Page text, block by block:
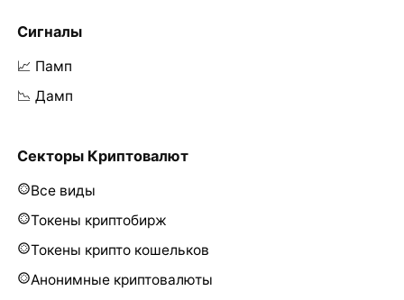
Сигналы
📈 Памп
📉 Дамп
Секторы Криптовалют
Все виды
Токены криптобирж
Токены крипто кошельков
Анонимные криптовалюты